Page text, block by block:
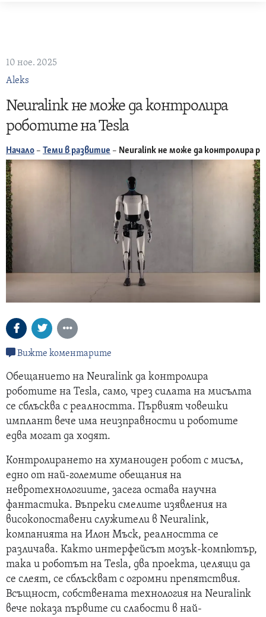
10 ное. 2025
Aleks
Neuralink не може да контролира
роботите на Tesla
Начало – Теми в развитие – Neuralink не може да контролира
Вижте коментарите
Обещанието на Neuralink да контролира
роботите на Tesla, само, чрез силата на мисълта
се сблъсква с реалността. Първият човешки
имплант вече има неизправности и роботите
едва могат да ходят.
Контролирането на хуманоиден робот с мисъл,
едно от най-големите обещания на
невротехнологиите, засега остава научна
фантастика. Въпреки смелите изявления на
високопоставени служители в Neuralink,
компанията на Илон Мъск, реалността се
различава. Както интерфейсът мозък-компютър,
така и роботът на Tesla, два проекта, целящи да
се слеят, се сблъскват с огромни препятствия.
Всъщност, собствената технология на Neuralink
вече показа първите си слабости в най-